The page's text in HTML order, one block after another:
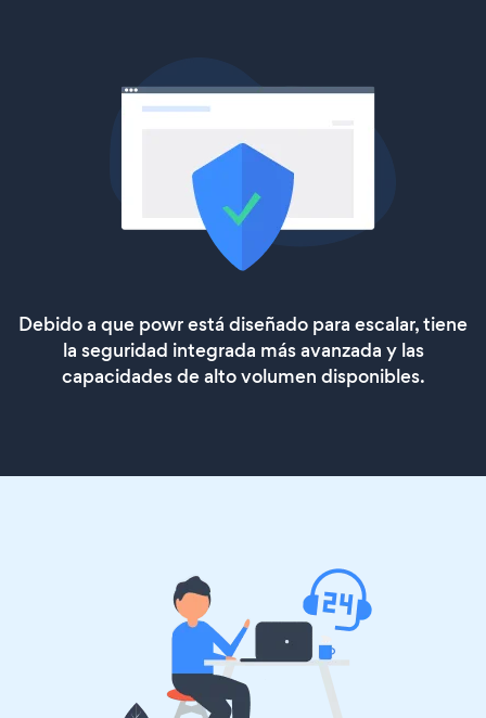
Debido a que powr está diseñado para escalar, tiene
la seguridad integrada más avanzada y las
capacidades de alto volumen disponibles.